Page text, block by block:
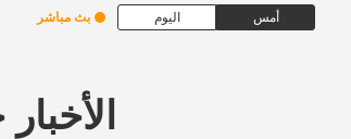
أمس اليوم بث مباشر
الأخبار